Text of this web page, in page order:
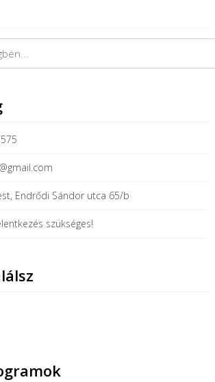
Endrődi Sándor utca 65/b
szükséges!